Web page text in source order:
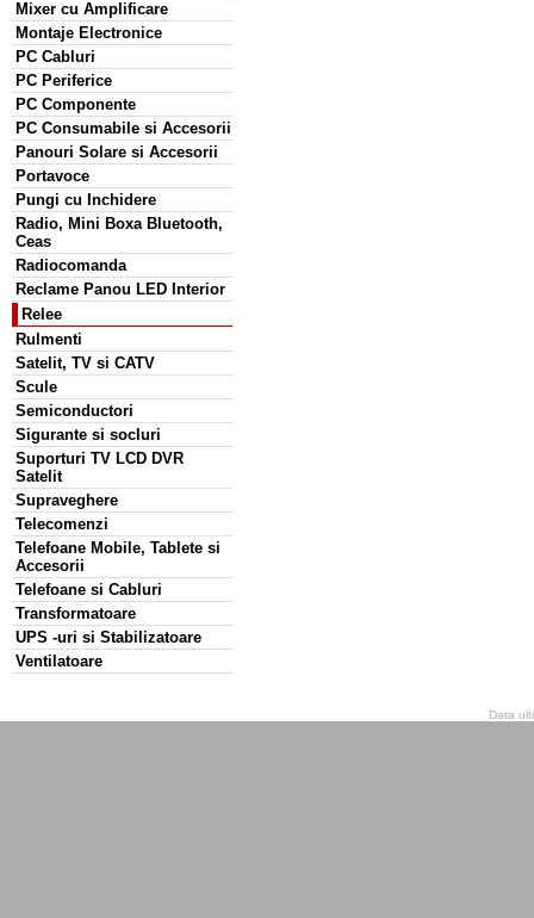
Mixer cu Amplificare
Montaje Electronice
PC Cabluri
PC Periferice
PC Componente
PC Consumabile si Accesorii
Panouri Solare si Accesorii
Portavoce
Pungi cu Inchidere
Radio, Mini Boxa Bluetooth,
Ceas
Radiocomanda
Reclame Panou LED Interior
Relee
Rulmenti
Satelit, TV si CATV
Scule
Semiconductori
Sigurante si socluri
Suporturi TV LCD DVR
Satelit
Supraveghere
Telecomenzi
Telefoane Mobile, Tablete si
Accesorii
Telefoane si Cabluri
Transformatoare
UPS -uri si Stabilizatoare
Ventilatoare
Data